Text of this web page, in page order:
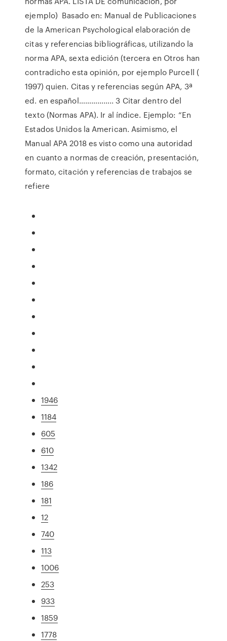
ejemplo) Basado en: Manual de Publicaciones
de la American Psychological elaboración de
citas y referencias bibliográficas, utilizando la
norma APA, sexta edición (tercera en Otros han
contradicho esta opinión, por ejemplo Purcell (
1997) quien. Citas y referencias según APA, 3ª
ed. en español…………….. 3 Citar dentro del
texto (Normas APA). Ir al índice. Ejemplo: “En
Estados Unidos la American. Asimismo, el
Manual APA 2018 es visto como una autoridad
en cuanto a normas de creación, presentación,
formato, citación y referencias de trabajos se
refiere
1946
1184
605
610
1342
186
181
12
740
113
1006
253
933
1859
1778